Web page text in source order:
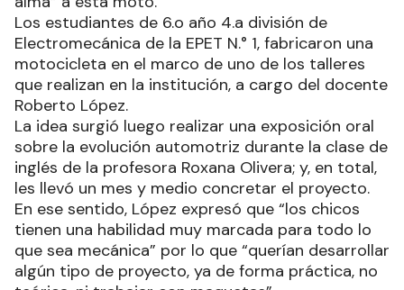
Los estudiantes de 6.o año 4.a división de
Electromecánica de la EPET N.° 1, fabricaron una
motocicleta en el marco de uno de los talleres
que realizan en la institución, a cargo del docente
Roberto López.
La idea surgió luego realizar una exposición oral
sobre la evolución automotriz durante la clase de
inglés de la profesora Roxana Olivera; y, en total,
les llevó un mes y medio concretar el proyecto.
En ese sentido, López expresó que “los chicos
tienen una habilidad muy marcada para todo lo
que sea mecánica” por lo que “querían desarrollar
algún tipo de proyecto, ya de forma práctica, no